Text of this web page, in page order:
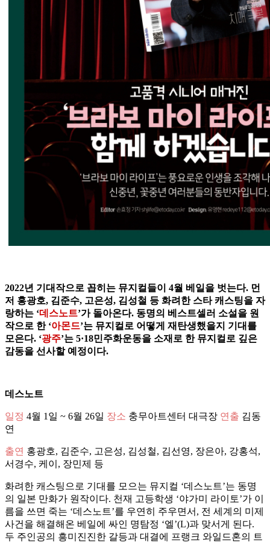
2022년 기대작으로 꼽히는 뮤지컬들이 4월 베일을 벗는다. 먼
저 홍광호, 김준수, 고은성, 김성철 등 화려한 스타 캐스팅을 자
랑하는 ‘데스노트’가 돌아온다. 동명의 베스트셀러 소설을 원
작으로 한 ‘아몬드’는 뮤지컬로 어떻게 재탄생했을지 기대를
모은다. ‘광주’는 5·18민주화운동을 소재로 한 뮤지컬로 깊은
감동을 선사할 예정이다.
데스노트
일정 4월 1일 ~ 6월 26일 장소 충무아트센터 대극장 연출 김동
연
출연 홍광호, 김준수, 고은성, 김성철, 김선영, 장은아, 강홍석,
서경수, 케이, 장민제 등
화려한 캐스팅으로 기대를 모으는 뮤지컬 ‘데스노트’는 동명
의 일본 만화가 원작이다. 천재 고등학생 ‘야가미 라이토’가 이
름을 쓰면 죽는 ‘데스노트’를 우연히 주우면서, 전 세계의 미제
사건을 해결해온 베일에 싸인 명탐정 ‘엘’(L)과 맞서게 된다.
두 주인공의 흥미진진한 갈등과 대결에 프랭크 와일드혼의 트